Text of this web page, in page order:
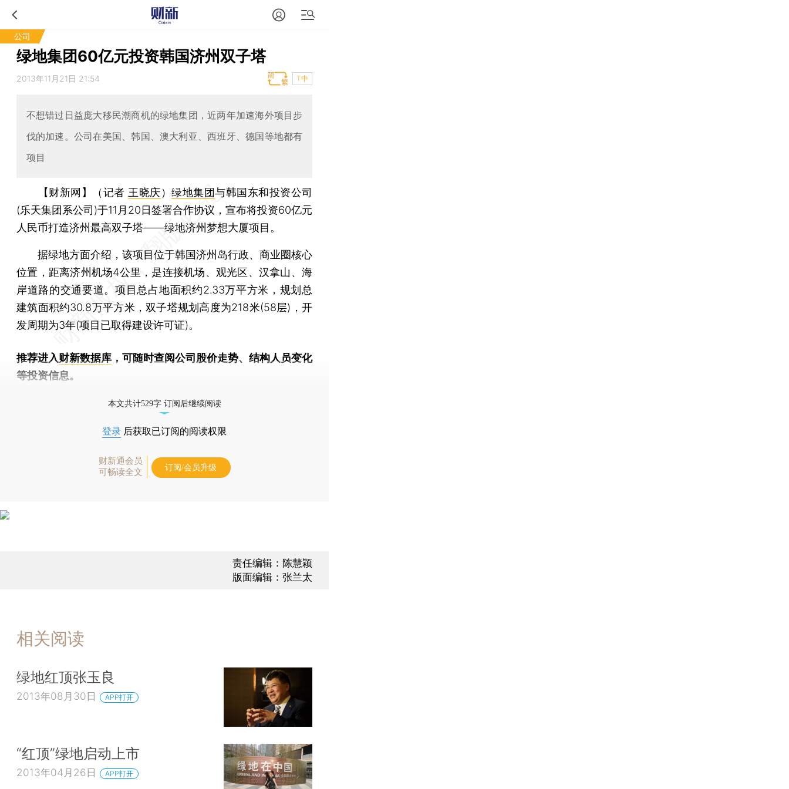
公司
绿地集团60亿元投资韩国济州双子塔
2013年11月21日 21:54 T中
不想错过日益庞大移民潮商机的绿地集团，近两年加速海外项目步
伐的加速。公司在美国、韩国、澳大利亚、西班牙、德国等地都有
项目
【财新网】（记者 王晓庆）绿地集团与韩国东和投资公司
(乐天集团系公司)于11月20日签署合作协议，宣布将投资60亿元
人民币打造济州最高双子塔——绿地济州梦想大厦项目。
据绿地方面介绍，该项目位于韩国济州岛行政、商业圈核心
位置，距离济州机场4公里，是连接机场、观光区、汉拿山、海
岸道路的交通要道。项目总占地面积约2.33万平方米，规划总
建筑面积约30.8万平方米，双子塔规划高度为218米(58层)，开
发周期为3年(项目已取得建设许可证)。
推荐进入财新数据库 ，可随时查阅公司股价走势、结构人员变化
等投资信息。
本文共计529字 订阅后继续阅读
登录 后获取已订阅的阅读权限
财新通会员
可畅读全文
订阅/会员升级
责任编辑：陈慧颖
版面编辑：张兰太
相关阅读
绿地红顶张玉良
2013年08月30日 APP打开
“红顶”绿地启动上市
2013年04月26日 APP打开